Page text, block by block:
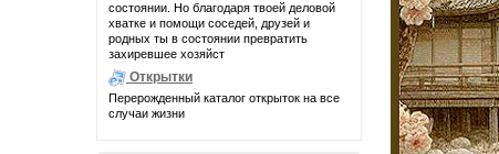
состоянии. Но благодаря твоей деловой
хватке и помощи соседей, друзей и
родных ты в состоянии превратить
захиревшее хозяйст
Открытки
Перерожденный каталог открыток на все
случаи жизни